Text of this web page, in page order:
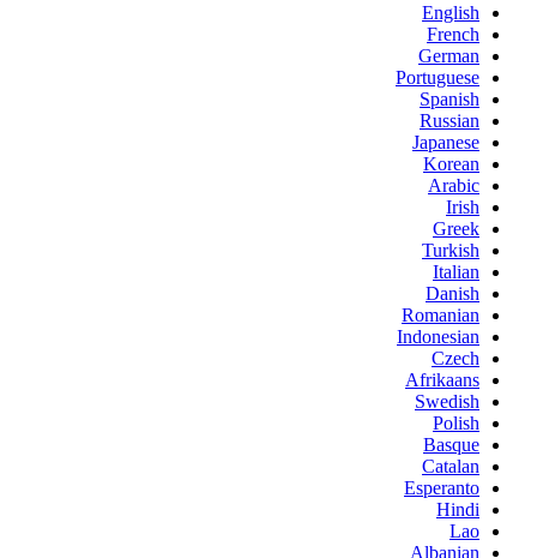
English
French
German
Portuguese
Spanish
Russian
Japanese
Korean
Arabic
Irish
Greek
Turkish
Italian
Danish
Romanian
Indonesian
Czech
Afrikaans
Swedish
Polish
Basque
Catalan
Esperanto
Hindi
Lao
Albanian